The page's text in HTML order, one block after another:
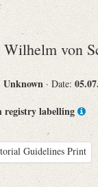
Wilhelm von
Unknown · Date:
registry labelling
Guidelines Print